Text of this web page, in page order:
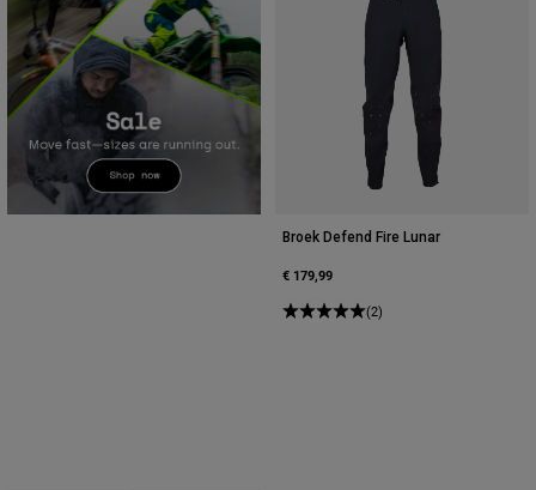
Broek Defend Fire Lunar
€ 179,99
(2)